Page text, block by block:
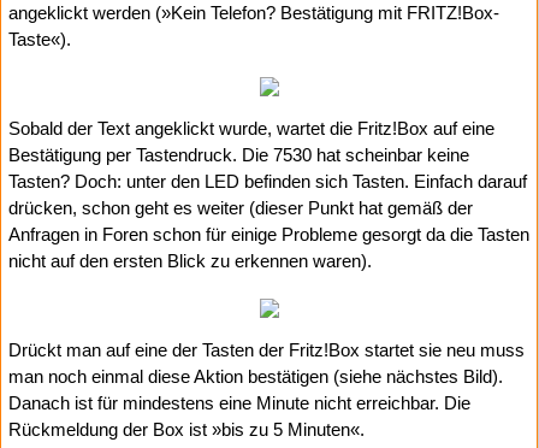
angeklickt werden (»Kein Telefon? Bestätigung mit FRITZ!Box-
Taste«).
Sobald der Text angeklickt wurde, wartet die Fritz!Box auf eine
Bestätigung per Tastendruck. Die 7530 hat scheinbar keine
Tasten? Doch: unter den LED befinden sich Tasten. Einfach darauf
drücken, schon geht es weiter (dieser Punkt hat gemäß der
Anfragen in Foren schon für einige Probleme gesorgt da die Tasten
nicht auf den ersten Blick zu erkennen waren).
Drückt man auf eine der Tasten der Fritz!Box startet sie neu muss
man noch einmal diese Aktion bestätigen (siehe nächstes Bild).
Danach ist für mindestens eine Minute nicht erreichbar. Die
Rückmeldung der Box ist »bis zu 5 Minuten«.